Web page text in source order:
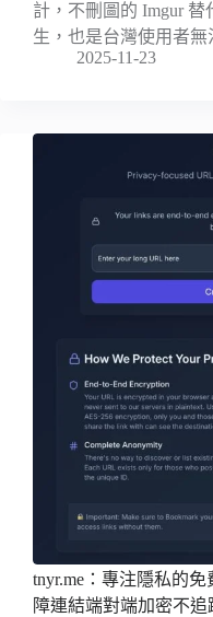
計，不刪圖的 Imgur
生，也是台灣使用者
2025-11-23
tnyr.me：專注隱私的
障連結端對端加密不追